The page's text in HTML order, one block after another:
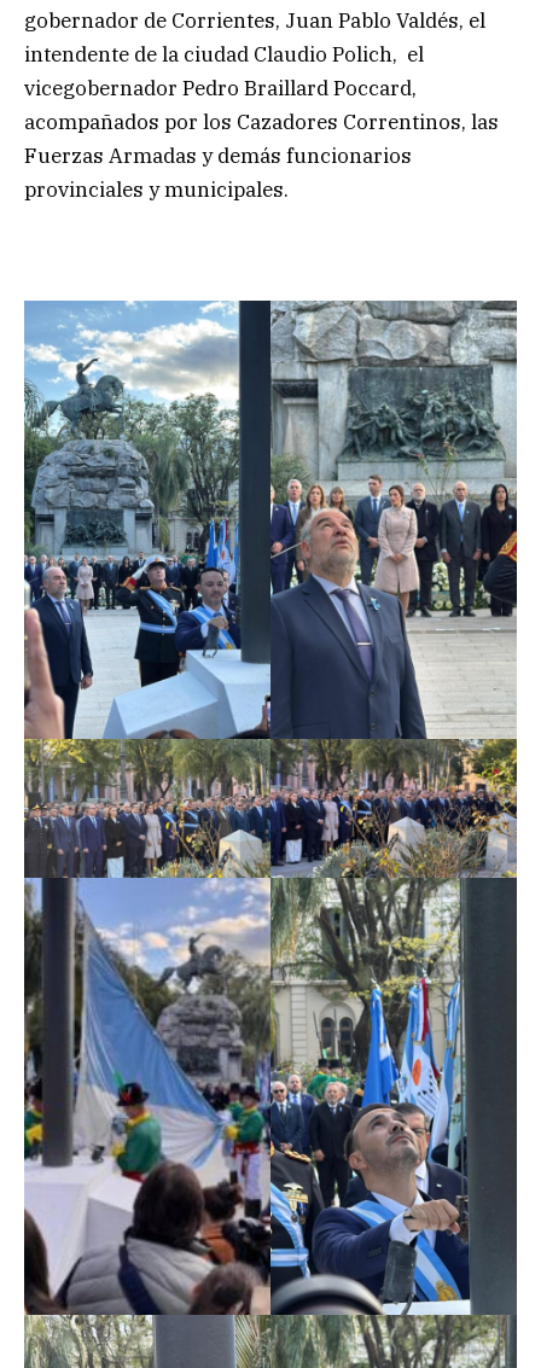
gobernador de Corrientes, Juan Pablo Valdés, el
intendente de la ciudad Claudio Polich, el
vicegobernador Pedro Braillard Poccard,
acompañados por los Cazadores Correntinos, las
Fuerzas Armadas y demás funcionarios
provinciales y municipales.